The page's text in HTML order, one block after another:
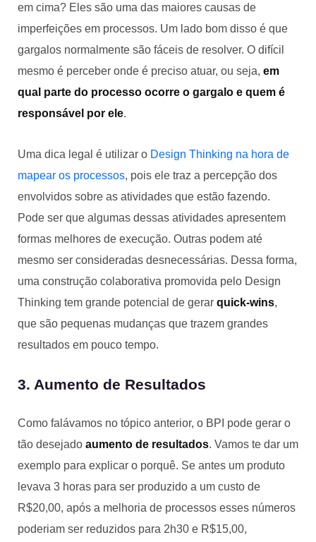
em cima? Eles são uma das maiores causas de
imperfeições em processos. Um lado bom disso é que
gargalos normalmente são fáceis de resolver. O difícil
mesmo é perceber onde é preciso atuar, ou seja, em
qual parte do processo ocorre o gargalo e quem é
responsável por ele.
Uma dica legal é utilizar o Design Thinking na hora de
mapear os processos, pois ele traz a percepção dos
envolvidos sobre as atividades que estão fazendo.
Pode ser que algumas dessas atividades apresentem
formas melhores de execução. Outras podem até
mesmo ser consideradas desnecessárias. Dessa forma,
uma construção colaborativa promovida pelo Design
Thinking tem grande potencial de gerar quick-wins,
que são pequenas mudanças que trazem grandes
resultados em pouco tempo.
3. Aumento de Resultados
Como falávamos no tópico anterior, o BPI pode gerar o
tão desejado aumento de resultados. Vamos te dar um
exemplo para explicar o porquê. Se antes um produto
levava 3 horas para ser produzido a um custo de
R$20,00, após a melhoria de processos esses números
poderiam ser reduzidos para 2h30 e R$15,00,